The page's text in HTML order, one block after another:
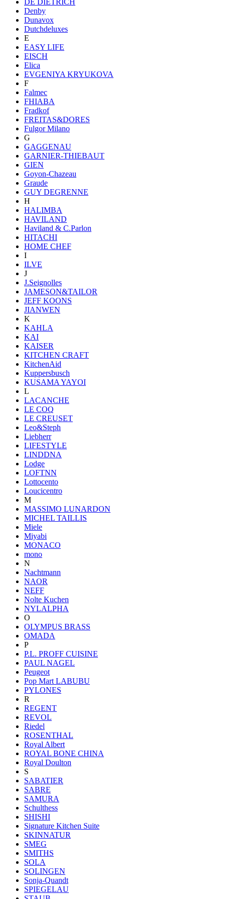
Denby
Dunavox
Dutchdeluxes
E
EASY LIFE
EISCH
Elica
EVGENIYA KRYUKOVA
F
Falmec
FHIABA
Fradkof
FREITAS&DORES
Fulgor Milano
G
GAGGENAU
GARNIER-THIEBAUT
GIEN
Goyon-Chazeau
Graude
GUY DEGRENNE
H
HALIMBA
HAVILAND
Haviland & C.Parlon
HITACHI
HOME CHEF
I
ILVE
J
J.Seignolles
JAMESON&TAILOR
JEFF KOONS
JIANWEN
K
KAHLA
KAI
KAISER
KITCHEN CRAFT
KitchenAid
Kuppersbusch
KUSAMA YAYOI
L
LACANCHE
LE COQ
LE CREUSET
Leo&Steph
Liebherr
LIFESTYLE
LINDDNA
Lodge
LOFTNN
Lottocento
Loucicentro
M
MASSIMO LUNARDON
MICHEL TAILLIS
Miele
Miyabi
MONACO
mono
N
Nachtmann
NAOR
NEFF
Nolte Kuchen
NYLALPHA
O
OLYMPUS BRASS
OMADA
P
P.L. PROFF CUISINE
PAUL NAGEL
Peugeot
Pop Mart LABUBU
PYLONES
R
REGENT
REVOL
Riedel
ROSENTHAL
Royal Albert
ROYAL BONE CHINA
Royal Doulton
S
SABATIER
SABRE
SAMURA
Schulthess
SHISHI
Signature Kitchen Suite
SKINNATUR
SMEG
SMITHS
SOLA
SOLINGEN
Sonja-Quandt
SPIEGELAU